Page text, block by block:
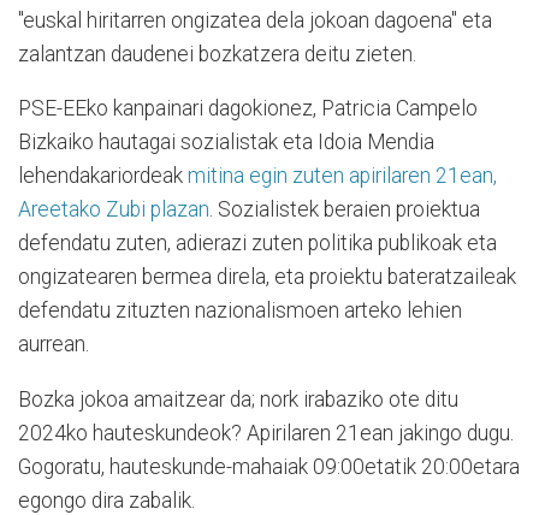
"euskal hiritarren ongizatea dela jokoan dagoena" eta
zalantzan daudenei bozkatzera deitu zieten.
PSE-EEko kanpainari dagokionez, Patricia Campelo
Bizkaiko hautagai sozialistak eta Idoia Mendia
lehendakariordeak mitina egin zuten apirilaren 21ean,
Areetako Zubi plazan. Sozialistek beraien proiektua
defendatu zuten, adierazi zuten politika publikoak eta
ongizatearen bermea direla, eta proiektu bateratzaileak
defendatu zituzten nazionalismoen arteko lehien
aurrean.
Bozka jokoa amaitzear da; nork irabaziko ote ditu
2024ko hauteskundeok? Apirilaren 21ean jakingo dugu.
Gogoratu, hauteskunde-mahaiak 09:00etatik 20:00etara
egongo dira zabalik.